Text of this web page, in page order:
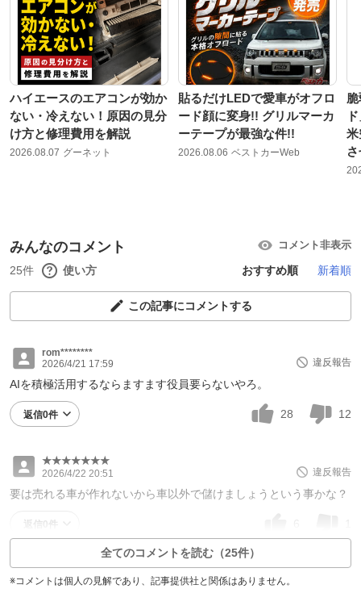
ハイエースのエアコンが効か
ない・冷えない！原因の見分
け方と修理費用を解説
2026.08.07 グーネット
貼るだけLEDで愛車がオフロ
ード顔に変身!! グリルマーカ
ーテープが最強な件!!
2026.08.06 ベストカーWeb
米
みんなのコメント コメント非表示
25件 使い方 おすすめ順 新着順
この記事にコメントする
rom********
2026/4/21 17:59
違反報告
AIを積極活用するならますます役員要らないやろ。
返信0件 28 12
★★★★★★★
2026/4/22 20:51
違反報告
要は売れる車が作れないから車以外で儲けましょうという事かな？
返信0件
全てのコメントを読む（25件）
※コメントは個人の見解であり、記事提供社と関係はありません。